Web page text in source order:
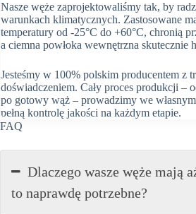
Nasze węże zaprojektowaliśmy tak, by
warunkach klimatycznych. Zastosowane
temperatury od -25°C do +60°C, chronią
a ciemna powłoka wewnętrzna skutecznie
Jesteśmy w 100% polskim producentem z
doświadczeniem. Cały proces produkcji –
po gotowy wąż – prowadzimy we
pełną kontrolę jakości na każdym etapie.
FAQ
Dlaczego wasze węże mają
to naprawdę potrzebne?